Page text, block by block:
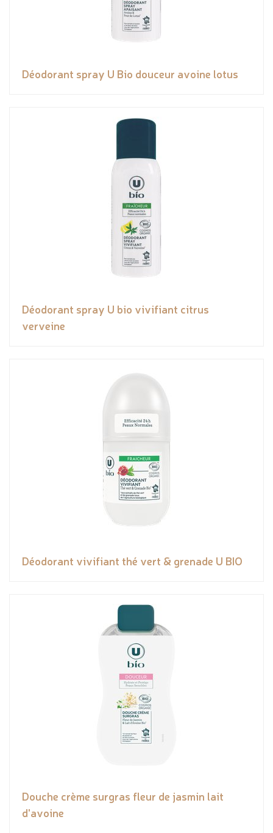
Déodorant spray U Bio douceur avoine lotus
Déodorant spray U bio vivifiant citrus
verveine
Déodorant vivifiant thé vert & grenade U BIO
Douche crème surgras fleur de jasmin lait
d'avoine